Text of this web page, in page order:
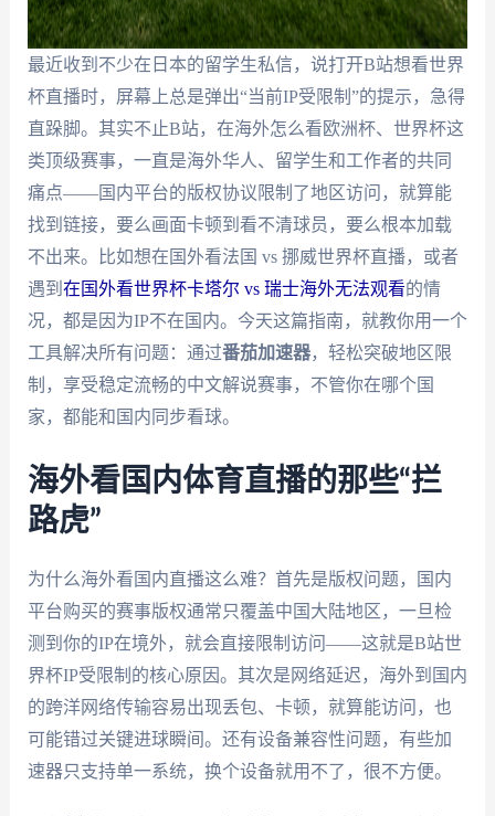
最近收到不少在日本的留学生私信，说打开B站想看世界
杯直播时，屏幕上总是弹出“当前IP受限制”的提示，急得
直跺脚。其实不止B站，在海外怎么看欧洲杯、世界杯这
类顶级赛事，一直是海外华人、留学生和工作者的共同
痛点——国内平台的版权协议限制了地区访问，就算能
找到链接，要么画面卡顿到看不清球员，要么根本加载
不出来。比如想在国外看法国 vs 挪威世界杯直播，或者
遇到 在国外看世界杯卡塔尔 vs 瑞士海外无法观看的情
况，都是因为IP不在国内。今天这篇指南，就教你用一个
工具解决所有问题：通过番茄加速器，轻松突破地区限
制，享受稳定流畅的中文解说赛事，不管你在哪个国
家，都能和国内同步看球。
海外看国内体育直播的那些“拦
路虎”
为什么海外看国内直播这么难？首先是版权问题，国内
平台购买的赛事版权通常只覆盖中国大陆地区，一旦检
测到你的IP在境外，就会直接限制访问——这就是B站世
界杯IP受限制的核心原因。其次是网络延迟，海外到国内
的跨洋网络传输容易出现丢包、卡顿，就算能访问，也
可能错过关键进球瞬间。还有设备兼容性问题，有些加
速器只支持单一系统，换个设备就用不了，很不方便。